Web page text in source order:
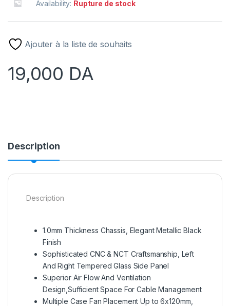
Availability: Rupture de stock
Ajouter à la liste de souhaits
19,000 DA
Description
Description
1.0mm Thickness Chassis, Elegant Metallic Black
Finish
Sophisticated CNC & NCT Craftsmanship, Left
And Right Tempered Glass Side Panel
Superior Air Flow And Ventilation
Design,Sufficient Space For Cable Management
Multiple Case Fan Placement Up to 6x120mm,